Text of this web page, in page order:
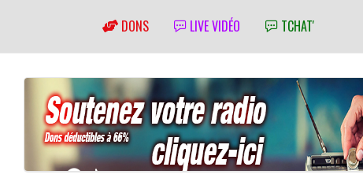
DONS LIVE VIDÉO TCHAT'